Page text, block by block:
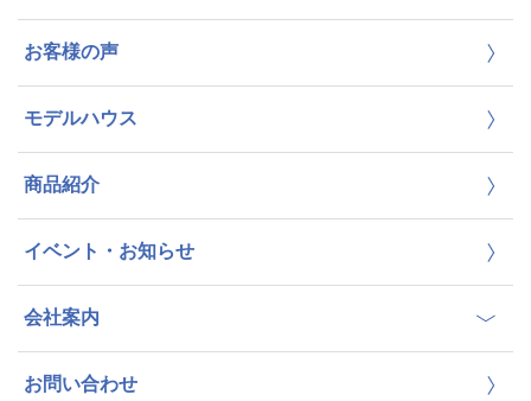
お客様の声
モデルハウス
商品紹介
イベント・お知らせ
会社案内
お問い合わせ